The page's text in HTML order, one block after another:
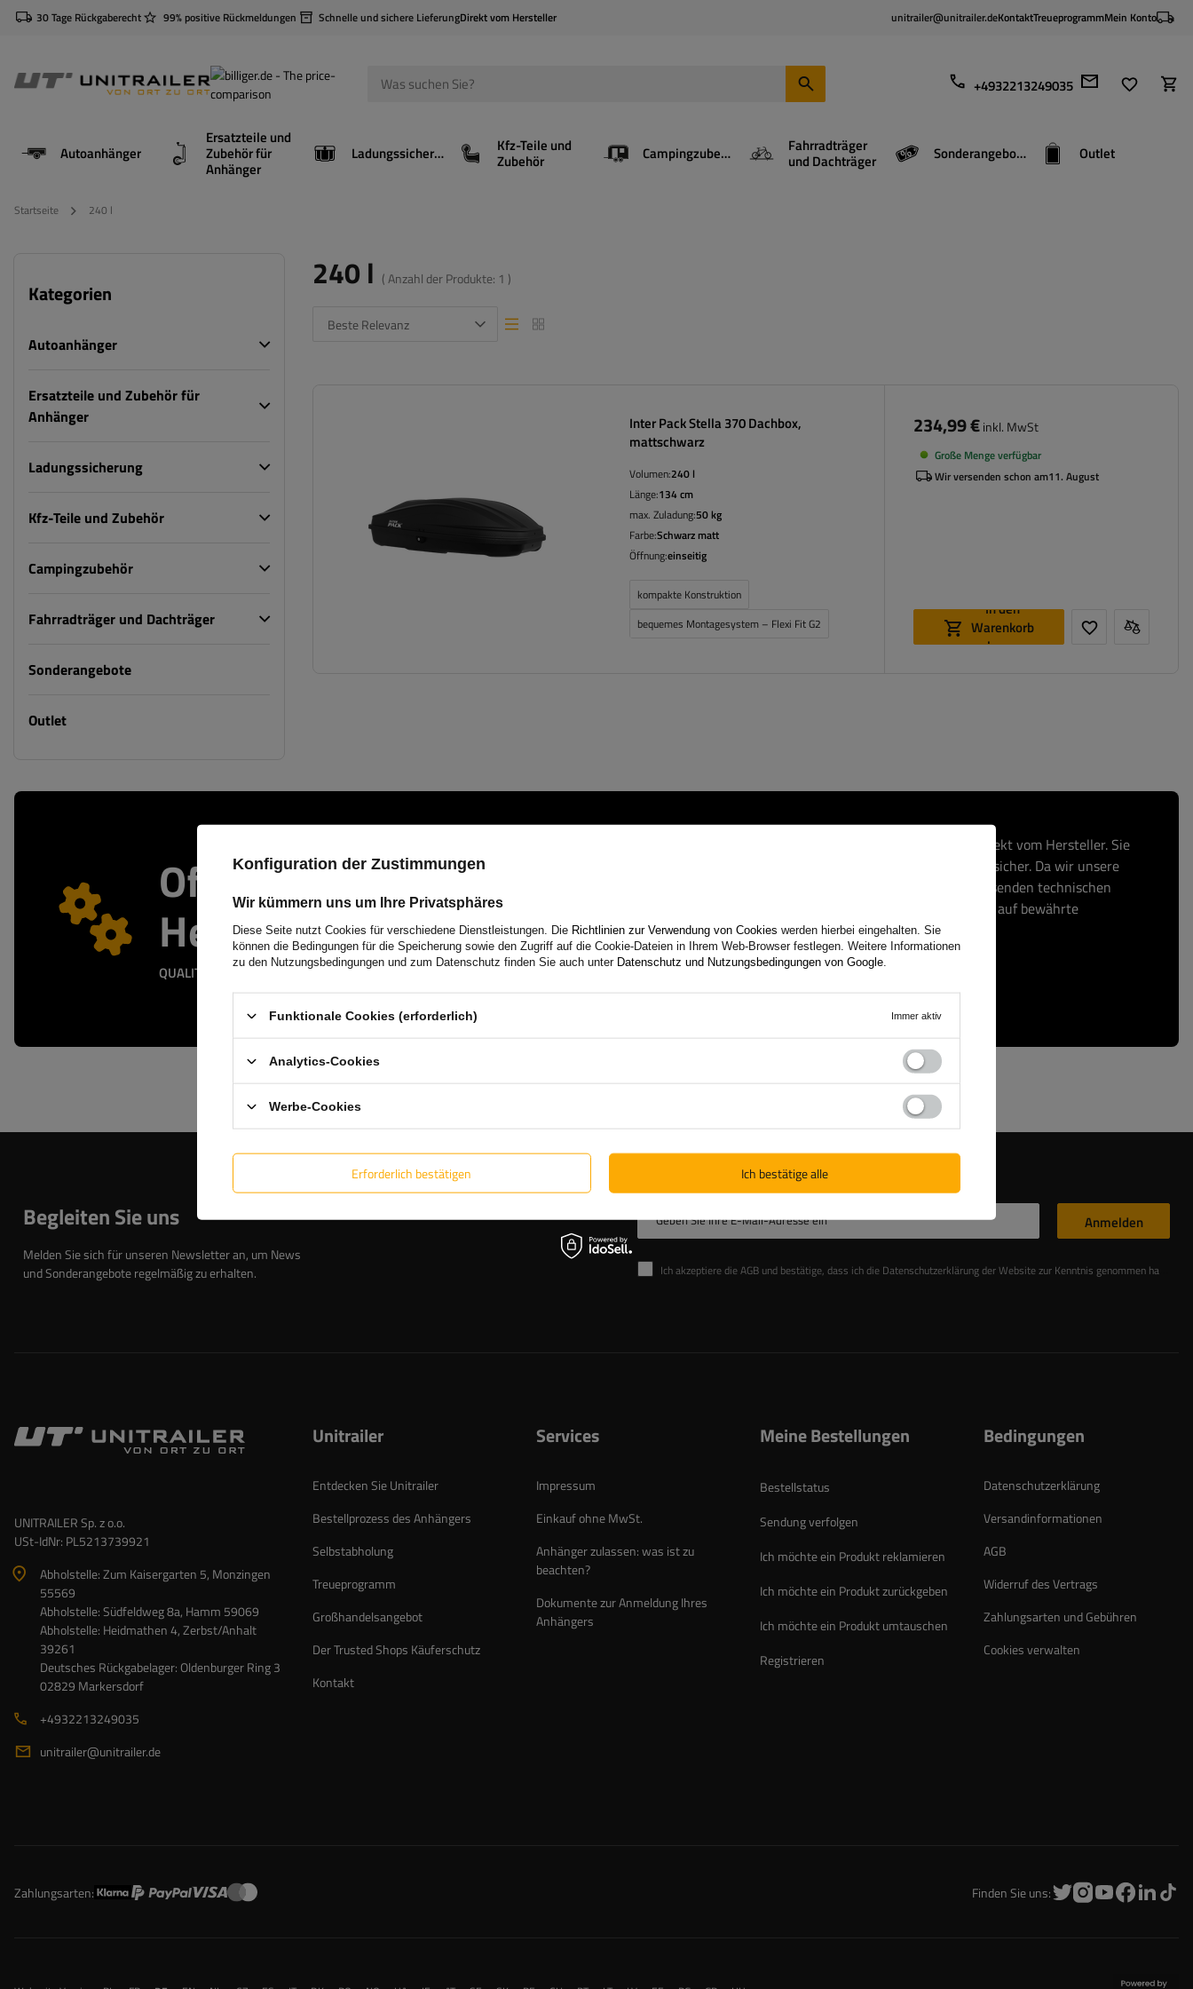
30 Tage Rückgaberecht 99% positive Rückmeldungen Schnelle und sichere LieferungDirekt vom Hersteller unitrailer@unitrailer.deKontaktTreueprogrammMein Konto
+4932213249035
Autoanhänger
Ersatzteile und
Zubehör für
Anhänger
Ladungssicherung Kfz-Teile und
Zubehör Campingzubehör Fahrradträger
und Dachträger Sonderangebote Outlet
Startseite 240 l
Kategorien
Autoanhänger
Ersatzteile und Zubehör für
Anhänger
Ladungssicherung
Kfz-Teile und Zubehör
Campingzubehör
Fahrradträger und Dachträger
Sonderangebote
Outlet
240 l ( Anzahl der Produkte: 1 )
Beste Relevanz Listenansicht
Listenansicht
Inter Pack Stella 370 Dachbox,
mattschwarz
Volumen:240 l
Länge:134 cm
max. Zuladung:50 kg
Farbe:Schwarz matt
Öffnung:einseitig
kompakte Konstruktion
bequemes Montagesystem – Flexi Fit G2
234,99 €inkl. MwSt
Große Menge verfügbar
Wir versenden schon am11. August
In den
Warenkorb
legen
Offizieller
Herstellershop
QUALITÄTS- UND ECHTHEITSGARANTIE
kaufen, erwerben Sie Ihre Produkte direkt vom Hersteller. Sie
erhalten garantiert Originalware und Ihre Transaktion ist absolut sicher. Da wir unsere
Anhänger selbst entwickeln und fertigen, bieten wir Ihnen umfassenden technischen
Support und ständigen Zugriff auf Original-Ersatzteile. Setzen Sie auf bewährte
Lösungen vom Marktführer.
Begleiten Sie uns
Melden Sie sich für unseren Newsletter an, um News
und Sonderangebote regelmäßig zu erhalten.
Geben Sie Ihre E-Mail-Adresse ein
Ich akzeptiere die AGB und bestätige, dass ich die Datenschutzerklärung der Website zur Kenntnis genommen habe
Anmelden
UNITRAILER Sp. z o.o.
USt-IdNr: PL5213739921
Abholstelle: Zum Kaisergarten 5, Monzingen
55569
Abholstelle: Südfeldweg 8a, Hamm 59069
Abholstelle: Heidmathen 4, Zerbst/Anhalt
39261
Deutsches Rückgabelager: Oldenburger Ring 3
02829 Markersdorf
+4932213249035
unitrailer@unitrailer.de
Unitrailer
Entdecken Sie Unitrailer
Bestellprozess des Anhängers
Selbstabholung
Treueprogramm
Großhandelsangebot
Der Trusted Shops Käuferschutz
Kontakt
Services
Impressum
Einkauf ohne MwSt.
Anhänger zulassen: was ist zu
beachten?
Dokumente zur Anmeldung Ihres
Anhängers
Meine Bestellungen
Bestellstatus
Sendung verfolgen
Ich möchte ein Produkt reklamieren
Ich möchte ein Produkt zurückgeben
Ich möchte ein Produkt umtauschen
Registrieren
Bedingungen
Datenschutzerklärung
Versandinformationen
AGB
Widerruf des Vertrags
Zahlungsarten und Gebühren
Cookies verwalten
Zahlungsarten: Finden Sie uns:
Konfiguration der Zustimmungen
Wir kümmern uns um Ihre Privatsphäres
Diese Seite nutzt Cookies für verschiedene Dienstleistungen. Die Richtlinien zur Verwendung von Cookies werden hierbei eingehalten. Sie
können die Bedingungen für die Speicherung sowie den Zugriff auf die Cookie-Dateien in Ihrem Web-Browser festlegen. Weitere Informationen
zu den Nutzungsbedingungen und zum Datenschutz finden Sie auch unter Datenschutz und Nutzungsbedingungen von Google
Funktionale Cookies (erforderlich) Immer aktiv
Analytics-Cookies
Werbe-Cookies
Erforderlich bestätigen Ich bestätige alle